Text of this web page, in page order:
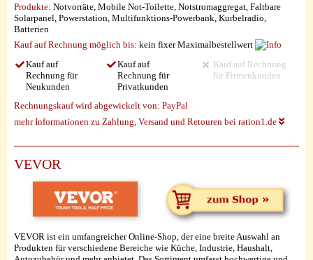
Produkte: Notvorräte, Mobile Not-Toilette, Notstromaggregat, Faltbare
Solarpanel, Powerstation, Multifunktions-Powerbank, Kurbelradio,
Batterien
Kauf auf Rechnung möglich bis: kein fixer Maximalbestellwert
Kauf auf
Rechnung für
Neukunden
Kauf auf
Rechnung für
Privatkunden
Kauf auf Rechnung
für Firmenkunden
Rechnungskauf wird abgewickelt von: PayPal
mehr Informationen zu Zahlung, Versand und Retouren bei ration1.de
VEVOR
VEVOR ist ein umfangreicher Online-Shop, der eine breite Auswahl an
Produkten für verschiedene Bereiche wie Küche, Industrie, Haushalt,